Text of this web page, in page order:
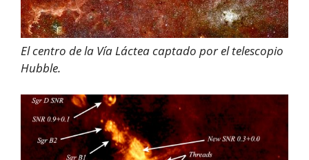
El centro de la Vía Láctea captado por el telescopio
Hubble.